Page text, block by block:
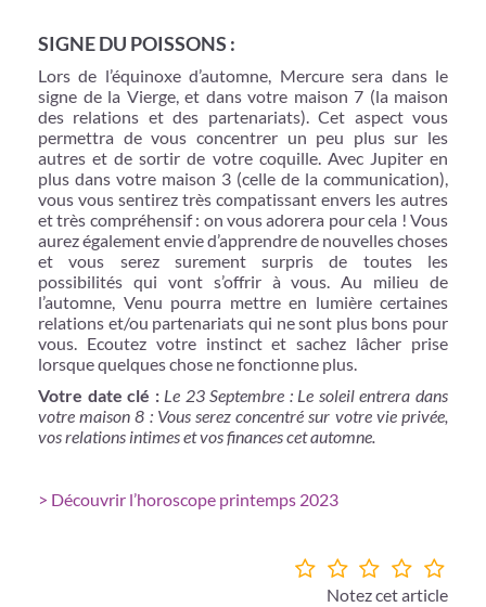
SIGNE DU POISSONS :
Lors de l’équinoxe d’automne, Mercure sera dans le
signe de la Vierge, et dans votre maison 7 (la maison
des relations et des partenariats). Cet aspect vous
permettra de vous concentrer un peu plus sur les
autres et de sortir de votre coquille. Avec Jupiter en
plus dans votre maison 3 (celle de la communication),
vous vous sentirez très compatissant envers les autres
et très compréhensif : on vous adorera pour cela ! Vous
aurez également envie d’apprendre de nouvelles choses
et vous serez surement surpris de toutes les
possibilités qui vont s’offrir à vous. Au milieu de
l’automne, Venu pourra mettre en lumière certaines
relations et/ou partenariats qui ne sont plus bons pour
vous. Ecoutez votre instinct et sachez lâcher prise
lorsque quelques chose ne fonctionne plus.
Votre date clé : Le 23 Septembre : Le soleil entrera dans
votre maison 8 : Vous serez concentré sur votre vie privée,
vos relations intimes et vos finances cet automne.
> Découvrir l’horoscope printemps 2023
Notez cet article